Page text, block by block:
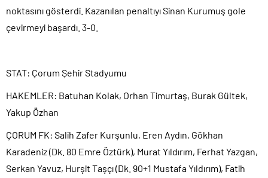
noktasını gösterdi. Kazanılan penaltıyı Sinan Kurumuş gole
çevirmeyi başardı. 3-0.
STAT: Çorum Şehir Stadyumu
HAKEMLER: Batuhan Kolak, Orhan Timurtaş, Burak Gültek,
Yakup Özhan
ÇORUM FK: Salih Zafer Kurşunlu, Eren Aydın, Gökhan
Karadeniz (Dk. 80 Emre Öztürk), Murat Yıldırım, Ferhat Yazgan,
Serkan Yavuz, Hurşit Taşçı (Dk. 90+1 Mustafa Yıldırım), Fatih